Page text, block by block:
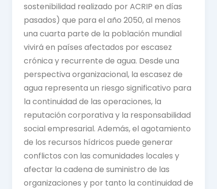
sostenibilidad realizado por ACRIP en días
pasados) que para el año 2050, al menos
una cuarta parte de la población mundial
vivirá en países afectados por escasez
crónica y recurrente de agua. Desde una
perspectiva organizacional, la escasez de
agua representa un riesgo significativo para
la continuidad de las operaciones, la
reputación corporativa y la responsabilidad
social empresarial. Además, el agotamiento
de los recursos hídricos puede generar
conflictos con las comunidades locales y
afectar la cadena de suministro de las
organizaciones y por tanto la continuidad de